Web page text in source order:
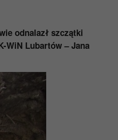
odnalazł szczątki
WiN Lubartów – Jana